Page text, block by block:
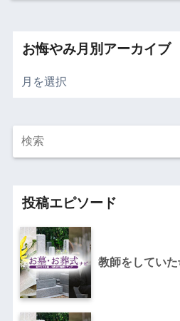
お悔やみ月別アーカイブ
投稿エピソード
教師をしてい